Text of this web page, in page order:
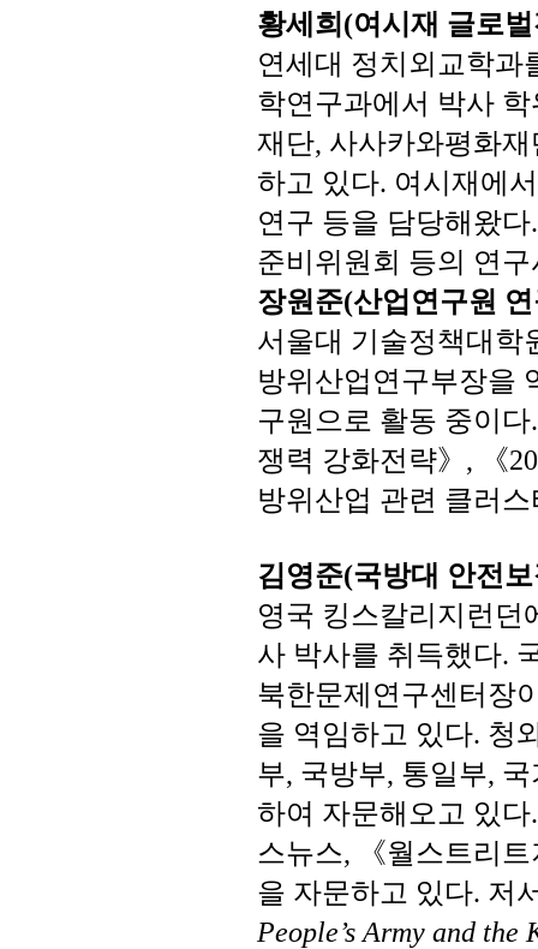
황세희(여시재 글로
연세대 정치외교학과
학연구과에서 박사
재단, 사사카와평화
하고 있다. 여시재에서
연구 등을 담당해왔다
준비위원회 등의 연
장원준(산업연구원
서울대 기술정책대학
방위산업연구부장을
구원으로 활동 중이다
쟁력 강화전략》 , 《
방위산업 관련 클러
김영준(국방대 안전
영국 킹스칼리지런던
사 박사를 취득했다.
북한문제연구센터장
을 역임하고 있다. 청
부, 국방부, 통일부,
하여 자문해오고 있다
스뉴스,
《월스트리
을 자문하고 있다. 저
People’s Army and the